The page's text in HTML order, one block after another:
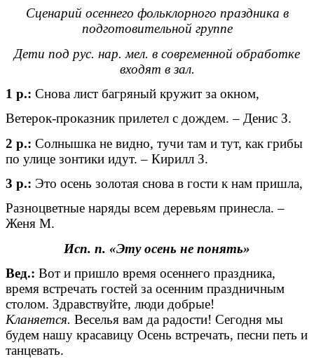
Сценарий осеннего фольклорного праздника в
подготовительной группе
Дети под рус. нар. мел. в современной обработке
входят в зал.
1 р.: Снова лист багряный кружит за окном,
Ветерок-проказник прилетел с дождем. – Денис З.
2 р.: Солнышка не видно, тучи там и тут, как грибы
по улице зонтики идут. – Кирилл З.
3 р.: Это осень золотая снова в гости к нам пришла,
Разноцветные наряды всем деревьям принесла. –
Женя М.
Исп. п. «Эту осень не понять»
Вед.: Вот и пришло время осеннего праздника,
время встречать гостей за осенним праздничным
столом. Здравствуйте, люди добрые!
Кланяется. Веселья вам да радости! Сегодня мы
будем нашу красавицу Осень встречать, песни петь и
танцевать.